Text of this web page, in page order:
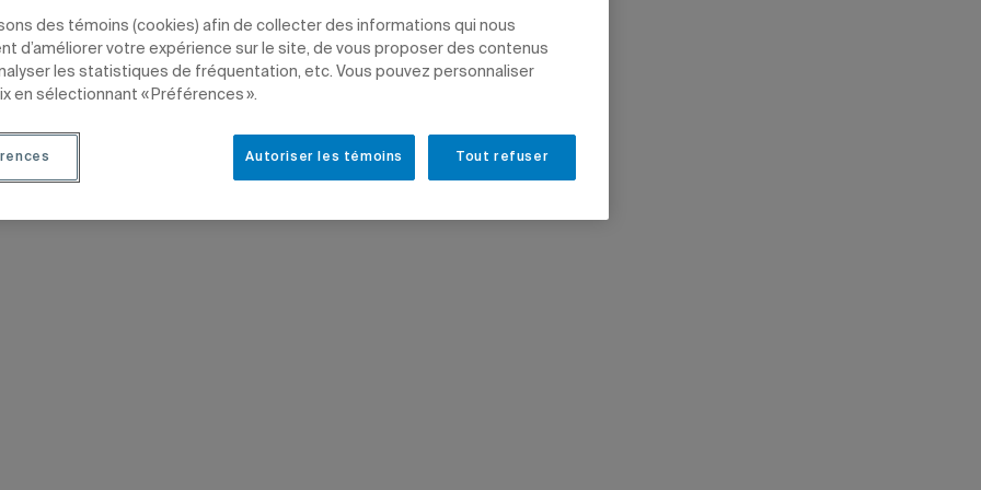
Émilie Morand.
INCLUSION SCIENCES HUMAINES
des témoins (cookies) afin de collecter des informations qui nous
d’améliorer votre expérience sur le site, de vous proposer des contenus
les statistiques de fréquentation, etc. Vous pouvez personnaliser
en sélectionnant « Préférences ».
Tout refuser
Autoriser les témoins